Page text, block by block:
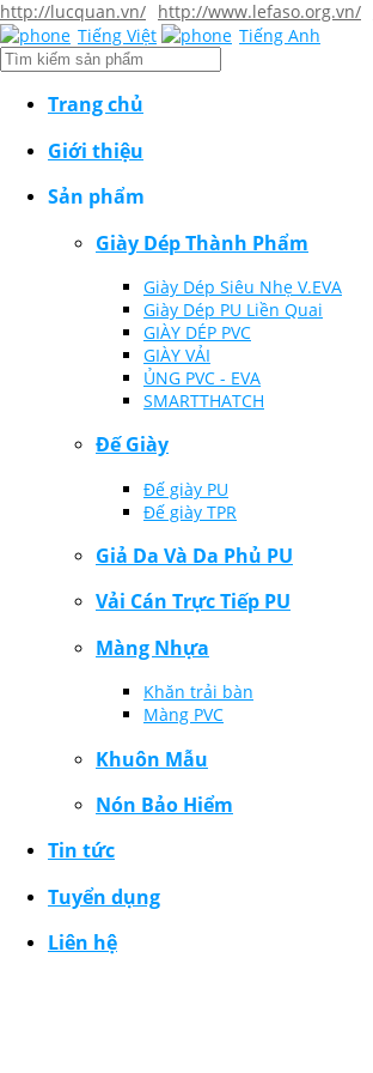
http://lucquan.vn/ http://www.lefaso.org.vn/
Tiếng Việt
Tiếng Anh
Trang chủ
Giới thiệu
Sản phẩm
Giày Dép Thành Phẩm
Giày Dép Siêu Nhẹ V.EVA
Giày Dép PU Liền Quai
GIÀY DÉP PVC
GIÀY VẢI
ỦNG PVC - EVA
SMARTTHATCH
Đế Giày
Đế giày PU
Đế giày TPR
Giả Da Và Da Phủ PU
Vải Cán Trực Tiếp PU
Màng Nhựa
Khăn trải bàn
Màng PVC
Khuôn Mẫu
Nón Bảo Hiểm
Tin tức
Tuyển dụng
Liên hệ